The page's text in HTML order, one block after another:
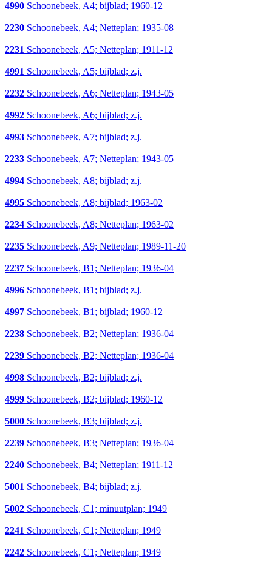
4990 Schoonebeek, A4; bijblad; 1960-12
2230 Schoonebeek, A4; Netteplan; 1935-08
2231 Schoonebeek, A5; Netteplan; 1911-12
4991 Schoonebeek, A5; bijblad; z.j.
2232 Schoonebeek, A6; Netteplan; 1943-05
4992 Schoonebeek, A6; bijblad; z.j.
4993 Schoonebeek, A7; bijblad; z.j.
2233 Schoonebeek, A7; Netteplan; 1943-05
4994 Schoonebeek, A8; bijblad; z.j.
4995 Schoonebeek, A8; bijblad; 1963-02
2234 Schoonebeek, A8; Netteplan; 1963-02
2235 Schoonebeek, A9; Netteplan; 1989-11-20
2237 Schoonebeek, B1; Netteplan; 1936-04
4996 Schoonebeek, B1; bijblad; z.j.
4997 Schoonebeek, B1; bijblad; 1960-12
2238 Schoonebeek, B2; Netteplan; 1936-04
2239 Schoonebeek, B2; Netteplan; 1936-04
4998 Schoonebeek, B2; bijblad; z.j.
4999 Schoonebeek, B2; bijblad; 1960-12
5000 Schoonebeek, B3; bijblad; z.j.
2239 Schoonebeek, B3; Netteplan; 1936-04
2240 Schoonebeek, B4; Netteplan; 1911-12
5001 Schoonebeek, B4; bijblad; z.j.
5002 Schoonebeek, C1; minuutplan; 1949
2241 Schoonebeek, C1; Netteplan; 1949
2242 Schoonebeek, C1; Netteplan; 1949